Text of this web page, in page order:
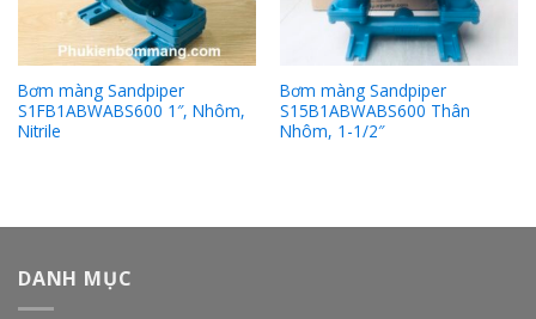
Bơm màng Sandpiper
S1FB1ABWABS600 1″, Nhôm,
Nitrile
Bơm màng Sandpiper
S15B1ABWABS600 Thân
Nhôm, 1-1/2″
DANH MỤC